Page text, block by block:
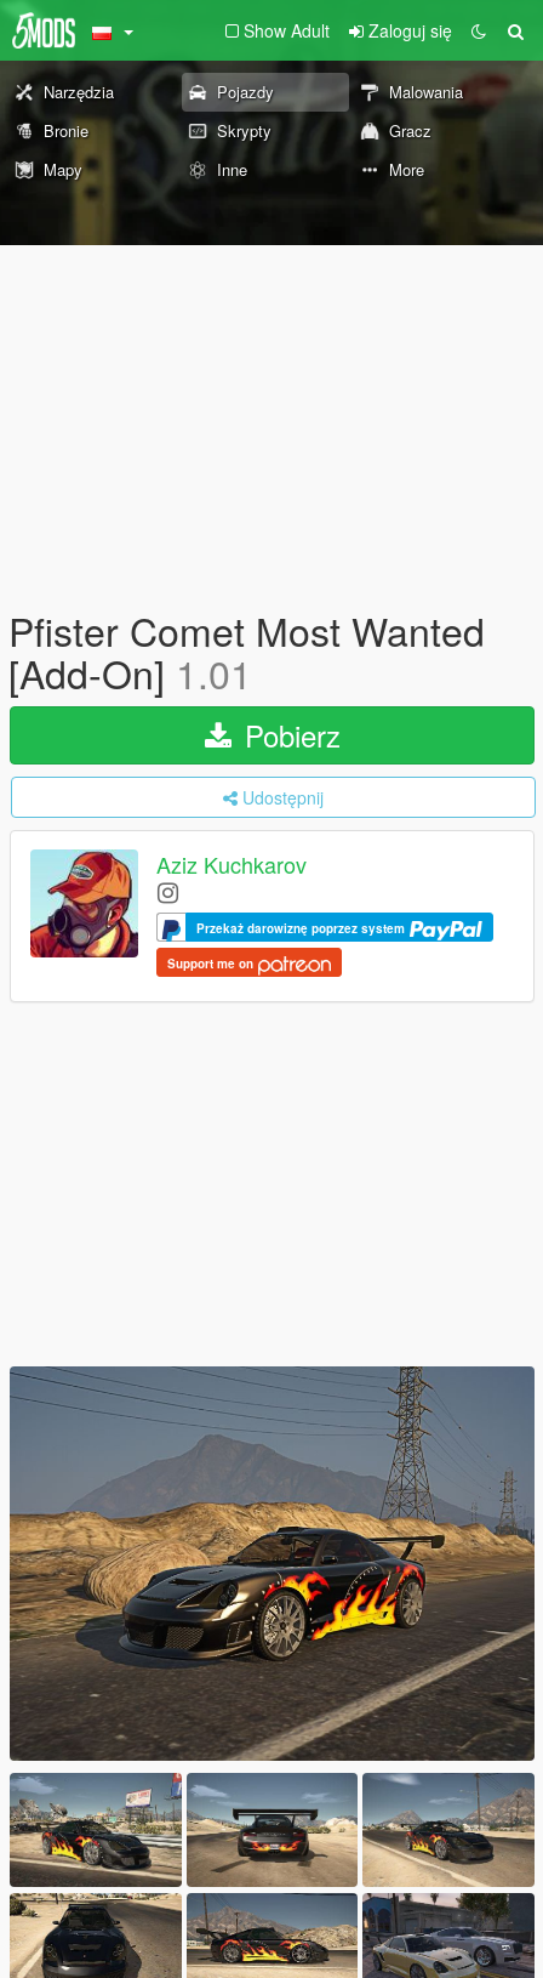
Show Adult Zaloguj się
Narzędzia Pojazdy
Malowania
Bronie
Skrypty
Gracz
Mapy
Inne More
Pfister Comet Most Wanted
[Add-On] 1.01
Pobierz
Udostępnij
Aziz Kuchkarov
Przekaż darowiznę poprzez system
Support me on